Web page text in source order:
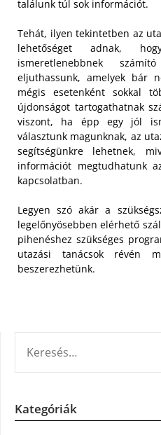
találunk túl sok információt.
Tehát, ilyen tekintetben az
lehetőséget adnak,
ismeretlenebbnek
eljuthassunk, amelyek bár
mégis esetenként sokkal
újdonságot tartogathatnak
viszont, ha épp egy jól
választunk magunknak, az
segítségünkre lehetnek,
információt megtudhatunk
kapcsolatban.
Legyen szó akár a
legelőnyösebben elérhető
pihenéshez szükséges
utazási tanácsok révén
beszerezhetünk.
Kategóriák